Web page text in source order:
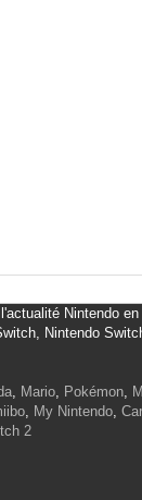
Nintendo
Nintendo
, Mario, Pokémon,
, My Nintendo,
2